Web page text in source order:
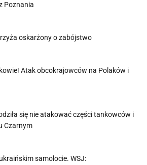
Poznania
oskarżony o zabójstwo
Atak obcokrajowców na Polaków i
się nie atakować części tankowców i
Czarnym
samolocie. WSJ: